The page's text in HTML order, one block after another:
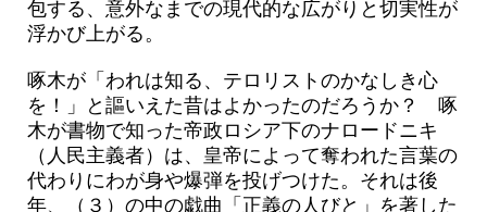
包する、意外なまでの現代的な広がりと切実性が
浮かび上がる。
啄木が「われは知る、テロリストのかなしき心
を！」と謳いえた昔はよかったのだろうか？ 啄
木が書物で知った帝政ロシア下のナロードニキ
（人民主義者）は、皇帝によって奪われた言葉の
代わりにわが身や爆弾を投げつけた。それは後
年、（３）の中の戯曲「正義の人びと」を著した